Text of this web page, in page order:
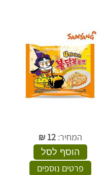
המחיר:12
₪
הוסף לסל
פרטים נוספים